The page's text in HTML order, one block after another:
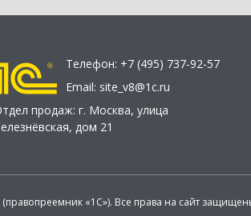
Телефон: +7 (495) 737-92-57
Email: site_v8@1c.ru
продаж: г. Москва, улица
дом 21
«1С»). Все права на сайт